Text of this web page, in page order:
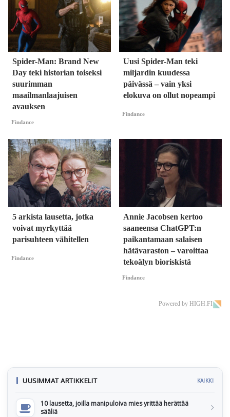
Spider-Man: Brand New
Day teki historian toiseksi
suurimman
maailmanlaajuisen
avauksen
Findance
Uusi Spider-Man teki
miljardin kuudessa
päivässä – vain yksi
elokuva on ollut nopeampi
Findance
5 arkista lausetta, jotka
voivat myrkyttää
parisuhteen vähitellen
Findance
Annie Jacobsen kertoo
saaneensa ChatGPT:n
paikantamaan salaisen
hätävaraston – varoittaa
tekoälyn bioriskistä
Findance
Powered by HIGH.FI
UUSIMMAT ARTIKKELIT KAIKKI
10 lausetta, joilla manipuloiva mies yrittää herättää
sääliä